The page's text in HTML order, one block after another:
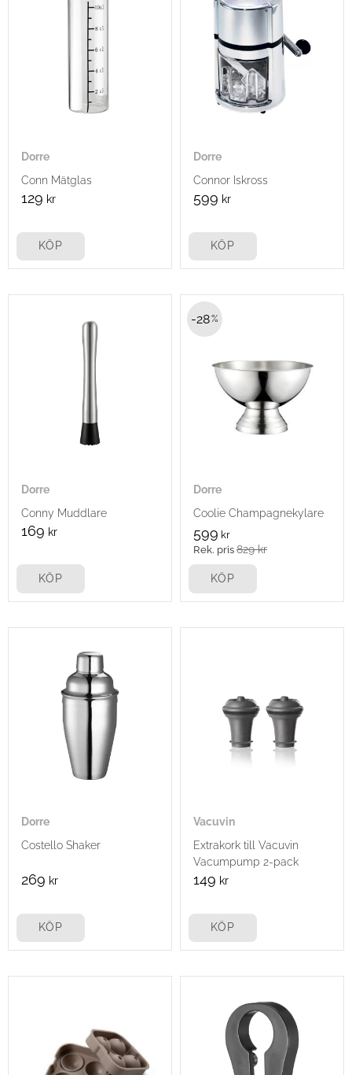
Dorre
Conn Mätglas
129 kr
KÖP
Dorre
Connor Iskross
599 kr
KÖP
Dorre
Conny Muddlare
169 kr
KÖP
Dorre
Coolie Champagnekylare
599 kr
829kr
28%
KÖP
Dorre
Costello Shaker
269 kr
KÖP
Vacuvin
Extrakork till Vacuvin
Vacumpump 2-pack
149 kr
KÖP